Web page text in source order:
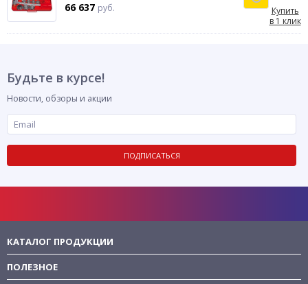
66 637 руб.
Купить
в 1 клик
Будьте в курсе!
Новости, обзоры и акции
ПОДПИСАТЬСЯ
КАТАЛОГ ПРОДУКЦИИ
ПОЛЕЗНОЕ